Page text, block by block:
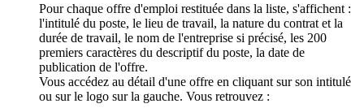
Pour chaque offre d'emploi restituée dans la liste, s'affichent :
l'intitulé du poste, le lieu de travail, la nature du contrat et la
durée de travail, le nom de l'entreprise si précisé, les 200
premiers caractères du descriptif du poste, la date de
publication de l'offre.
Vous accédez au détail d'une offre en cliquant sur son intitulé
ou sur le logo sur la gauche. Vous retrouvez :